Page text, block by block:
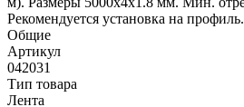
Рекомендуется установка на профиль.
Общие
Артикул
042031
Тип товара
Лента